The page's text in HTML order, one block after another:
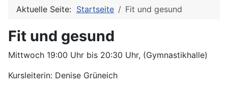
Aktuelle Seite: Startseite Fit und gesund
Fit und gesund
Mittwoch 19:00 Uhr bis 20:30 Uhr, (Gymnastikhalle)
Kursleiterin: Denise Grüneich